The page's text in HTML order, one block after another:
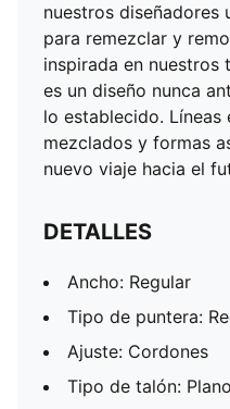
nuestros
para remezclar y
inspirada en nuestros
es un diseño nunca
lo establecido. Líneas
mezclados y formas
nuevo viaje hacia el
DETALLES
Ancho: Regular
Tipo de puntera:
Ajuste: Cordones
Tipo de talón: Plano